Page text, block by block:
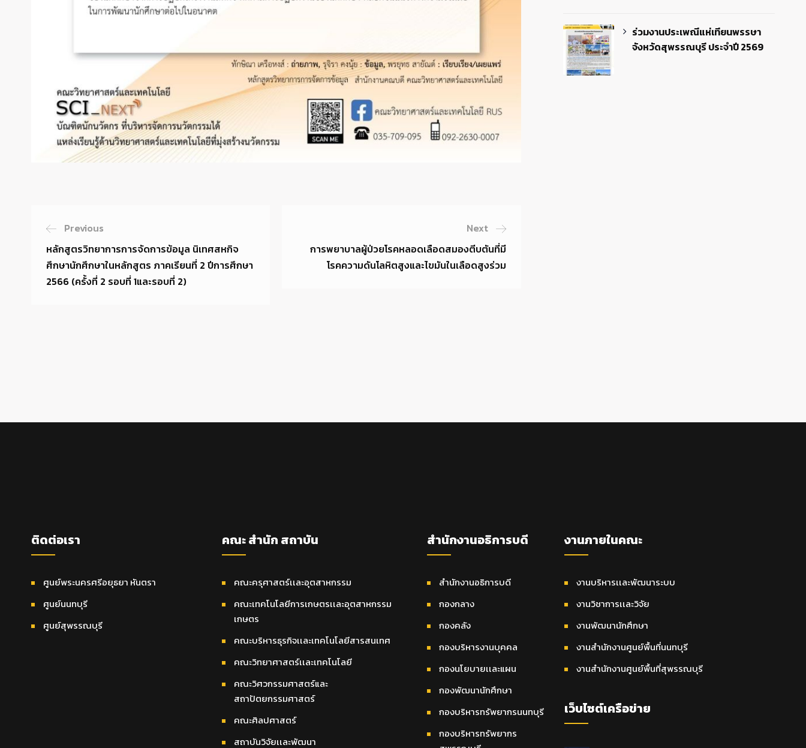
Previous
หลักสูตรวิทยาการการจัดการข้อมูล นิเทศสหกิจ
ศึกษานักศึกษาในหลักสูตร ภาคเรียนที่ 2 ปีการศึกษา
2566 (ครั้งที่ 2 รอบที่ 1และรอบที่ 2)
Next
การพยาบาลผู้ป่วยโรคหลอดเลือดสมองตีบตันที่มี
โรคความดันโลหิตสูงและไขมันในเลือดสูงร่วม
ร่วมงานประเพณีแห่เทียนพรรษา
จังหวัดสุพรรณบุรี ประจำปี 2569
ติดต่อเรา
ศูนย์พระนครศรีอยุธยา หันตรา
ศูนย์นนทบุรี
ศูนย์สุพรรณบุรี
คณะ สำนัก สถาบัน
คณะครุศาสตร์เเละอุตสาหกรรม
คณะเทคโนโลยีการเกษตรเเละอุตสาหกรรม
เกษตร
คณะบริหารธุรกิจเเละเทคโนโลยีสารสนเทศ
คณะวิทยาศาสตร์เเละเทคโนโลยี
คณะวิศวกรรมศาสตร์และ
สถาปัตยกรรมศาสตร์
คณะศิลปศาสตร์
สถาบันวิจัยเเละพัฒนา
สำนักงานอธิการบดี
สำนักงานอธิการบดี
กองกลาง
กองคลัง
กองบริหารงานบุคคล
กองนโยบายเเละแผน
กองพัฒนานักศึกษา
กองบริหารทรัพยากรนนทบุรี
กองบริหารทรัพยากร
งานภายในคณะ
งานบริหารเเละพัฒนาระบบ
งานวิชาการเเละวิจัย
งานพัฒนานักศึกษา
งานสำนักงานศูนย์พื้นที่นนทบุรี
งานสำนักงานศูนย์พื้นที่สุพรรณบุรี
เว็บไซต์เครือข่าย